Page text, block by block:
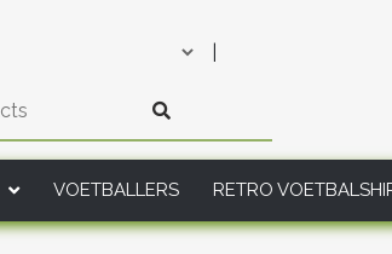
VOETBALLERS RETRO